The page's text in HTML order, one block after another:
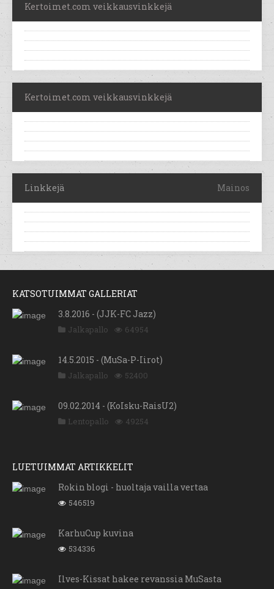
Kertoimet.com veikkausvinkkejä
Kertoimet.com veikkausvinkkejä
Linkkejä Mainos
KATSOTUIMMAT GALLERIAT
3.8.2016 - (JJK-FC Jazz)
Jalkapallo 64954
14.5.2015 - (MuSa-P-Iirot)
Jalkapallo 52400
09.02.2014 - (KoIsku-RaisU2)
Lentopallo 49254
LUETUIMMAT ARTIKKELIT
Rokin blogi - huoltaja vailla vertaa
546519
KarhuCup kuvina
534336
Ilves-Kissat hakee revanssia MuSasta